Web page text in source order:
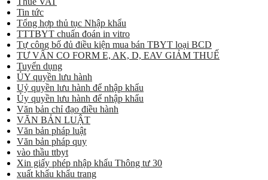
Tin tức
Tổng hợp thủ tục Nhập khẩu
TTTBYT chuẩn đoán in vitro
Tự công bố đủ điều kiện mua bán TBYT loại BCD
TƯ VẤN CO FORM E, AK, D, EAV GIẢM THUẾ
Tuyển dụng
ỦY quyền lưu hành
Uỷ quyền lưu hành để nhập khẩu
Ủy quyền lưu hành để nhập khẩu
Văn bản chỉ đạo điều hành
VĂN BẢN LUẬT
Văn bản pháp luật
Văn bản pháp quy
vào thầu ttbyt
Xin giấy phép nhập khẩu Thông tư 30
xuất khẩu khẩu trang